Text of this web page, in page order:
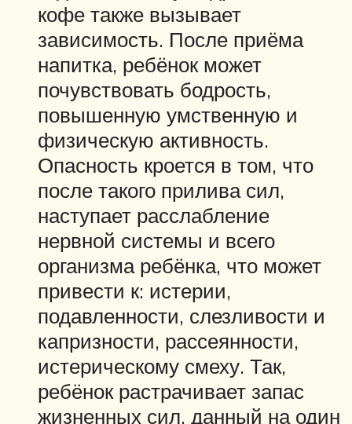
кофе также вызывает
зависимость. После приёма
напитка, ребёнок может
почувствовать бодрость,
повышенную умственную и
физическую активность.
Опасность кроется в том, что
после такого прилива сил,
наступает расслабление
нервной системы и всего
организма ребёнка, что может
привести к: истерии,
подавленности, слезливости и
капризности, рассеянности,
истерическому смеху. Так,
ребёнок растрачивает запас
жизненных сил, данный на один